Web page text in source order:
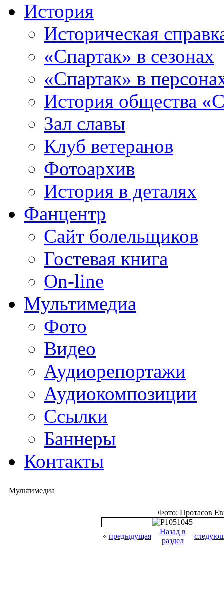
История
Историческая
«Спартак» в сезонах
«Спартак» в
История общества
Зал славы
Клуб ветеранов
Фотоархив
История в деталях
Фанцентр
Сайт болельщиков
Гостевая книга
On-line
Мультимедиа
Фото
Видео
Аудиорепортажи
Аудиокомпозиции
Ссылки
Баннеры
Контакты
Мультимедиа
Фото: Протасов
« предыдущая
Назад в
раздел